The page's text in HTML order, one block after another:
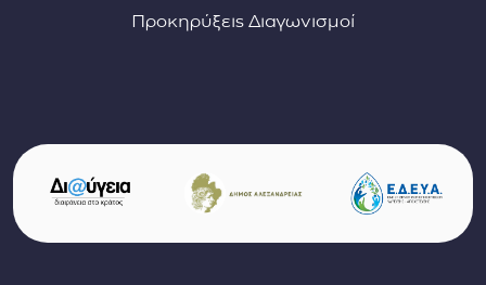
Προκηρύξεις Διαγωνισμοί
Σύνδεσμοι φορέων και συνεργατών
(ανοίγει σε νέο παράθυρο)
(ανοίγει σε νέο